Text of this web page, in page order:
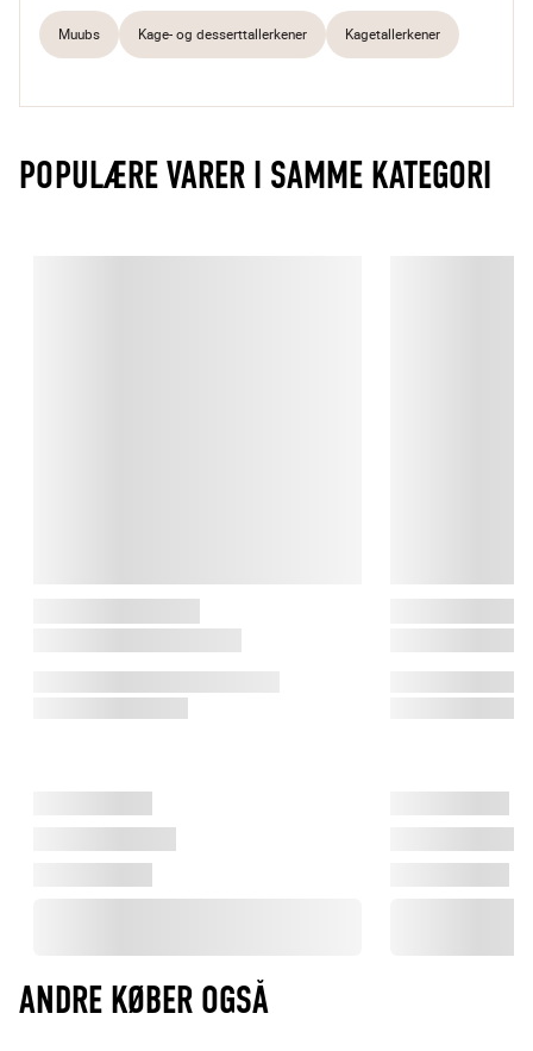
Muubs Kage- og desserttallerkener Kagetallerkener
POPULÆRE VARER I SAMME KATEGORI
ANDRE KØBER OGSÅ